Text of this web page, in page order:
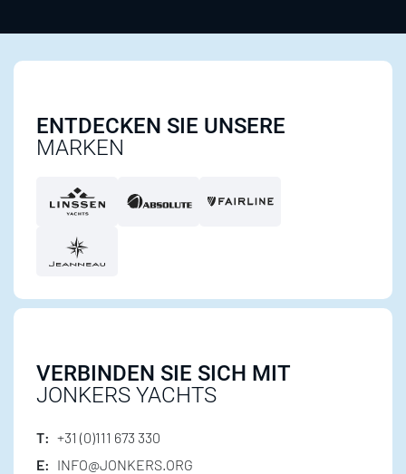
ENTDECKEN SIE UNSERE
MARKEN
VERBINDEN SIE SICH MIT
JONKERS YACHTS
T: +31 (0)111 673 330
E: INFO@JONKERS.ORG